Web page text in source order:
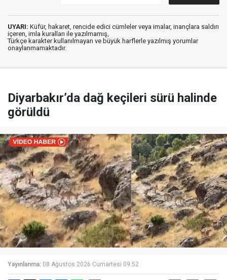
UYARI: Küfür, hakaret, rencide edici cümleler veya imalar, inançlara saldırı
içeren, imla kuralları ile yazılmamış,
Türkçe karakter kullanılmayan ve büyük harflerle yazılmış yorumlar
onaylanmamaktadır.
Diyarbakır’da dağ keçileri sürü halinde
görüldü
Yayınlanma: 08 Ağustos 2026 Cumartesi 09:52